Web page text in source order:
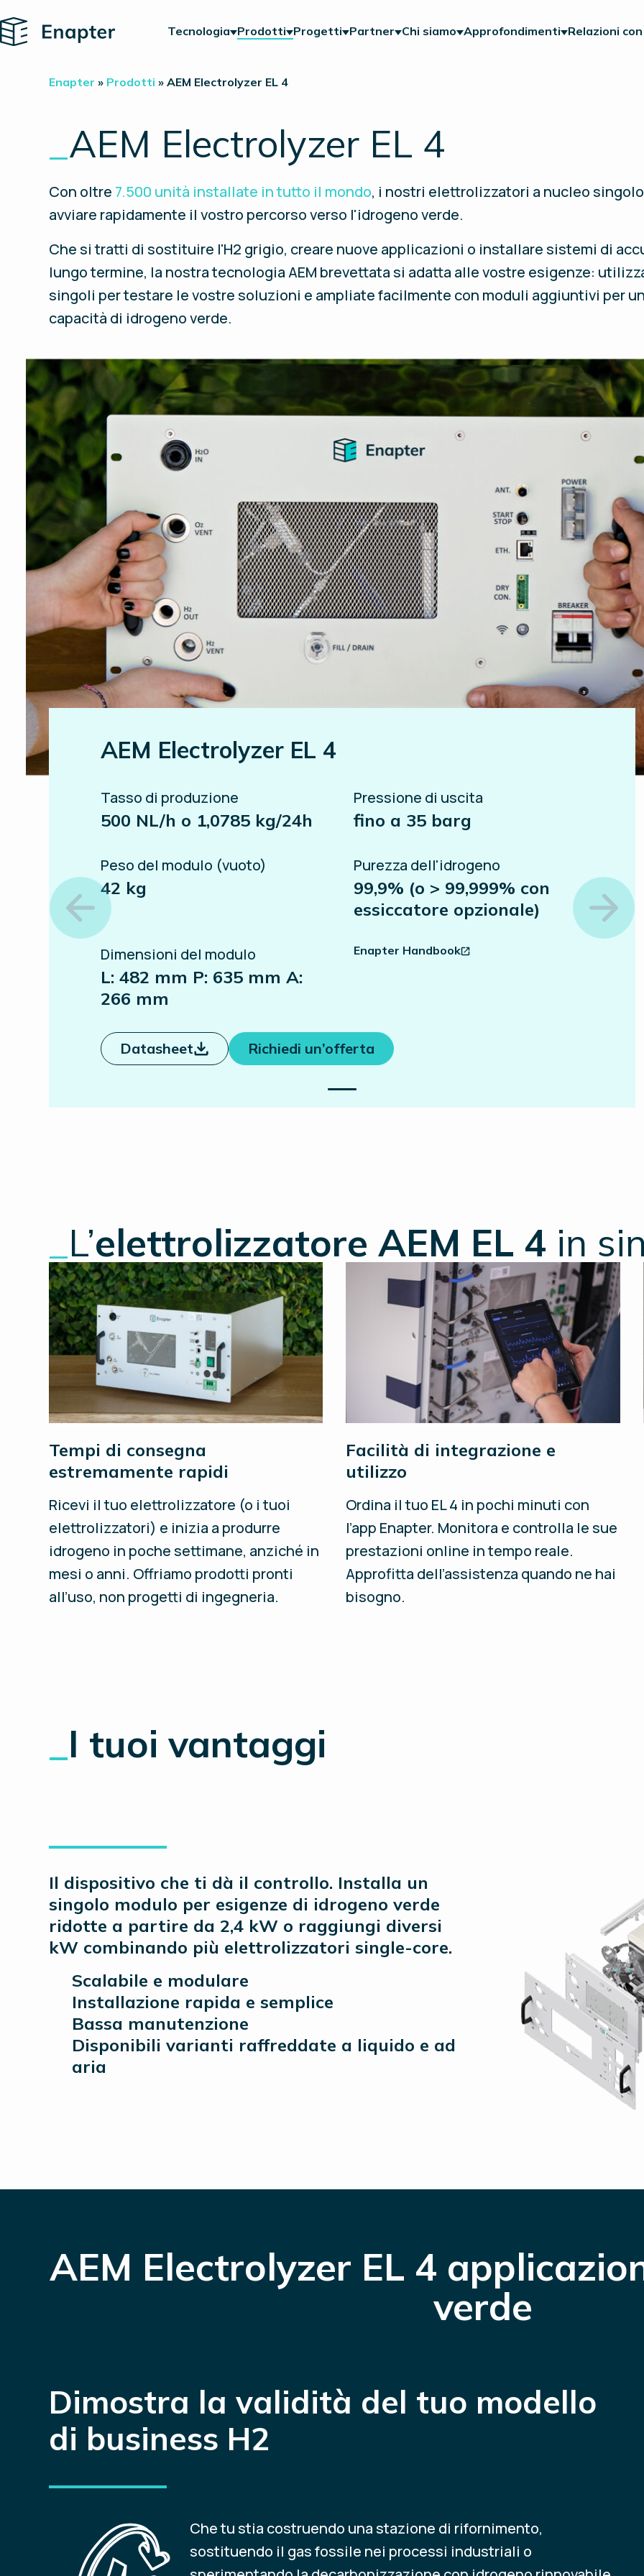
Home Tecnologia Prodotti Progetti Partner Chi siamo Approfondimenti Relazioni
Enapter » Prodotti » AEM Electrolyzer EL 4
AEM Electrolyzer EL 4
Con oltre 7.500 unità installate in tutto il mondo, i nostri elettrolizzatori a nucleo
avviare rapidamente il vostro percorso verso l'idrogeno verde.
Che si tratti di sostituire l'H2 grigio, creare nuove applicazioni o installare sistemi di
lungo termine, la nostra tecnologia AEM brevettata si adatta alle vostre esigenze:
singoli per testare le vostre soluzioni e ampliate facilmente con moduli aggiuntivi per
capacità di idrogeno verde.
AEM Electrolyzer EL 4
Tasso di produzione
500 NL/h o 1,0785 kg/24h
Pressione di uscita
fino a 35 barg
Peso del modulo (vuoto)
42 kg
Purezza dell'idrogeno
99,9% (o > 99,999% con
essiccatore opzionale)
Dimensioni del modulo
L: 482 mm P: 635 mm A:
266 mm
Enapter Handbook
Datasheet Richiedi un’offerta
L’elettrolizzatore AEM EL 4 in
Tempi di consegna
estremamente rapidi
Ricevi il tuo elettrolizzatore (o i tuoi
elettrolizzatori) e inizia a produrre
idrogeno in poche settimane, anziché in
mesi o anni. Offriamo prodotti pronti
all’uso, non progetti di ingegneria.
Facilità di integrazione e
utilizzo
Ordina il tuo EL 4 in pochi minuti con
l’app Enapter. Monitora e controlla le sue
prestazioni online in tempo reale.
Approfitta dell’assistenza quando ne hai
bisogno.
I tuoi vantaggi
Il dispositivo che ti dà il controllo. Installa un
singolo modulo per esigenze di idrogeno verde
ridotte a partire da 2,4 kW o raggiungi diversi
kW combinando più elettrolizzatori single-core.
Scalabile e modulare
Installazione rapida e semplice
Bassa manutenzione
Disponibili varianti raffreddate a liquido e ad
aria
AEM Electrolyzer EL 4
verde
Dimostra la validità del tuo modello
di business H2
Che tu stia costruendo una stazione di rifornimento,
sostituendo il gas fossile nei processi industriali o